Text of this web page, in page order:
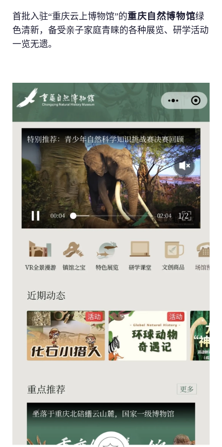
首批入驻“重庆云上博物馆”的重庆自然博物馆绿
色清新，备受亲子家庭青睐的各种展览、研学活动
一览无遗。